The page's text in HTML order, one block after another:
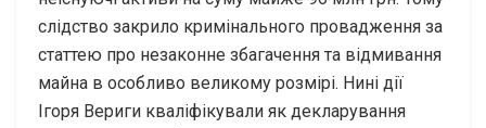
слідство закрило кримінального провадження за
статтею про незаконне збагачення та відмивання
майна в особливо великому розмірі. Нині дії
Ігоря Вериги кваліфікували як декларування